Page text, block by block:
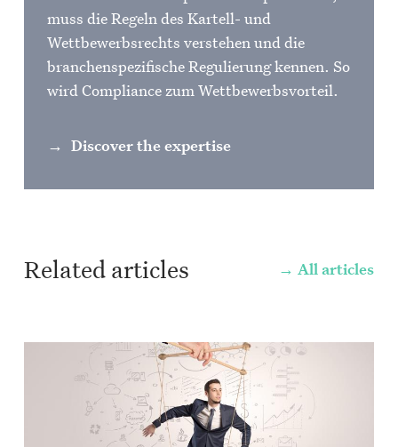
muss die Regeln des Kartell- und
Wettbewerbsrechts verstehen und die
branchenspezifische Regulierung kennen. So
wird Compliance zum Wettbewerbsvorteil.
Discover the expertise
Related articles All articles